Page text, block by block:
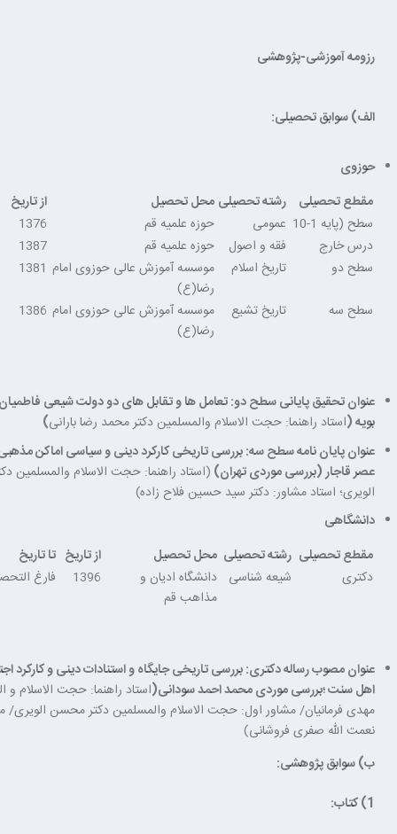
رزومه آموزشی-پژوهشی
الف) سوابق تحصیلی:
حوزوی
مقطع تحصیلی
رشته تحصیلی محل تحصیل
از تاریخ
سطح (پایه 1-10
عمومی حوزه علمیه قم
1376
درس خارج
فقه و اصول حوزه علمیه قم
1387
سطح دو
تاریخ اسلام
موسسه آموزش عالی حوزوی امام
رضا(ع)
1381
سطح سه
تاریخ تشیع
موسسه آموزش عالی حوزوی امام
رضا(ع)
1386
عنوان تحقیق پایانی سطح دو: تعامل ها و تقابل های دو دولت شیعی
بویه(استاد راهنما: حجت الاسلام والمسلمین دکتر محمد رضا بارانی)
عنوان پایان نامه سطح سه: بررسی تاریخی کارکرد دینی و سیاسی اماکن
عصر قاجار (بررسی موردی تهران) (استاد راهنما: حجت الاسلام والمسلمین
الویری؛ استاد مشاور: دکتر سید حسین فلاح زاده)
دانشگاهی
مقطع تحصیلی رشته تحصیلی محل تحصیل از تاریخ تا تاریخ
دکتری
شیعه شناسی
دانشگاه ادیان و
مذاهب قم
1396 فارغ
عنوان مصوب رساله دکتری: بررسی تاریخی جایگاه و استنادات دینی و کارکرد
اهل سنت ؛بررسی موردی محمد احمد سودانی(استاد راهنما: حجت الاسلام و
مهدی فرمانیان/مشاور اول: حجت الاسلام والمسلمین دکتر محسن الویری/
نعمت الله صفری فروشانی)
ب) سوابق پژوهشی:
1) کتاب: